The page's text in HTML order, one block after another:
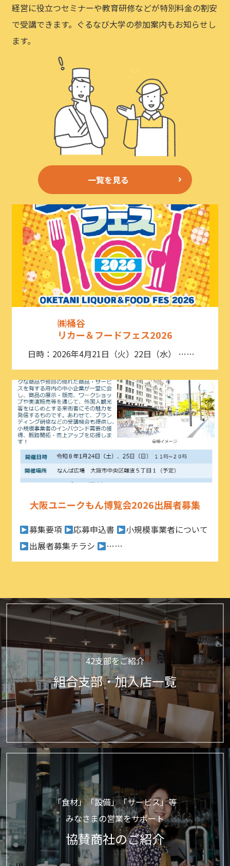
経営に役立つセミナーや教育研修などが特別料金の割安
で受講できます。ぐるなび大学の参加案内もお知らせし
ます。
一覧を見る
㈱桶谷
リカー＆フードフェス2026
日時：2026年4月21日（火）22日（水） ……
大阪ユニークもん博覧会2026出展者募集
募集要項 応募申込書
小規模事業者について
出展者募集チラシ
……
42支部をご紹介
組合支部・加入店一覧
「食材」「設備」「サービス」等
みなさまの営業をサポート
協賛商社のご紹介